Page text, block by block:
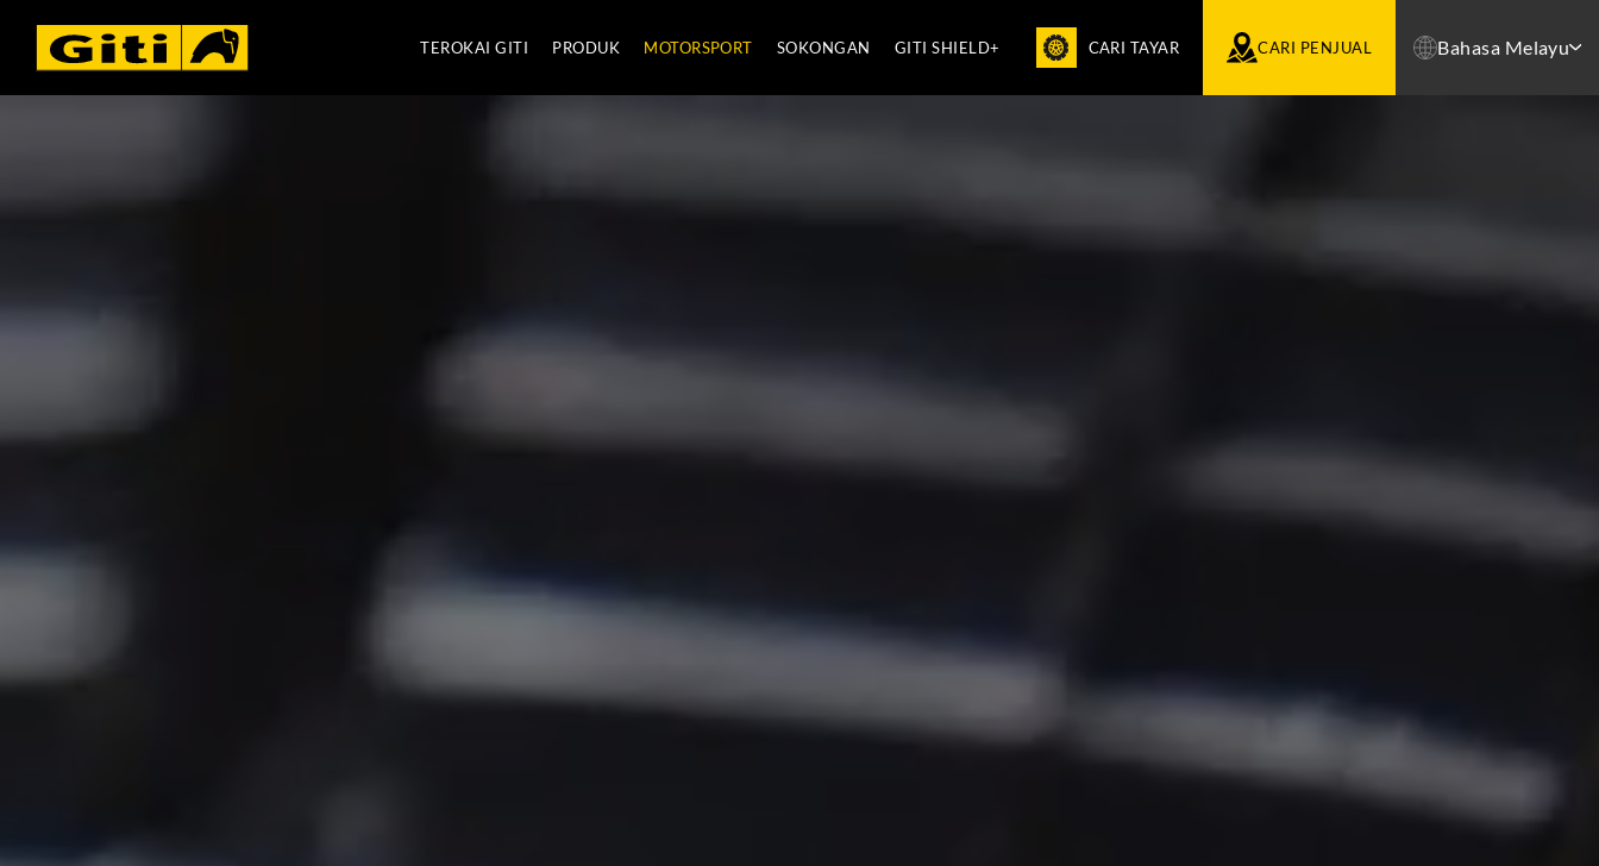
TEROKAI GITI PRODUK MOTORSPORT SOKONGAN GITI SHIELD+ CARI TAYAR CARI PENJUAL Bahasa Melayu